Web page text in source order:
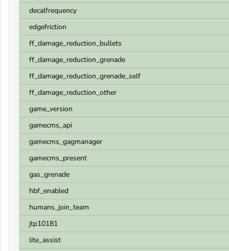
decalfrequency
edgefriction
ff_damage_reduction_bullets
ff_damage_reduction_grenade
ff_damage_reduction_grenade_self
ff_damage_reduction_other
game_version
gamecms_api
gamecms_gagmanager
gamecms_present
gas_grenade
hbf_enabled
humans_join_team
jtp10181
lite_assist